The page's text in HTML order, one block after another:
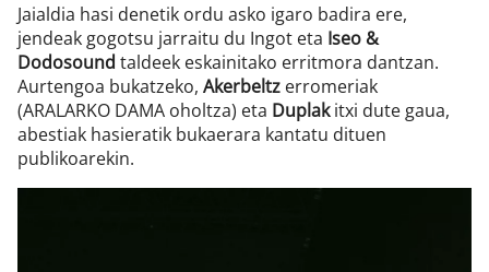
Jaialdia hasi denetik ordu asko igaro badira ere,
jendeak gogotsu jarraitu du Ingot eta Iseo &
Dodosound taldeek eskainitako erritmora dantzan.
Aurtengoa bukatzeko, Akerbeltz erromeriak
(ARALARKO DAMA oholtza) eta Duplakitxi dute gaua,
abestiak hasieratik bukaerara kantatu dituen
publikoarekin.